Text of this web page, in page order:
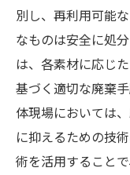
低環境負
実践例か
エコフレ
持続可能
環境に配
未来志向
別し、再利用可能
なものは安全に処
は、各素材に応じ
基づく適切な廃棄
体現場においては
に抑えるための技
術を活用すること